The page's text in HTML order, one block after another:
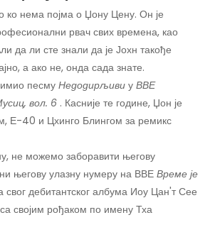
ко нема појма о Џону Цену. Он је
рвач свих времена, као
да ли сте знали да је Јохн такође
а ако не, онда сада знате.
песму Недодирљиви у ВВЕ
вол. 6 . Касније те године, Џон је
Е-40 и Цхинго Блингом за ремикс
не можемо заборавити његову
његову улазну нумеру на ВВЕ Време је
свог дебитантског албума Иоу Цан'т Сее
својим рођаком по имену Тха